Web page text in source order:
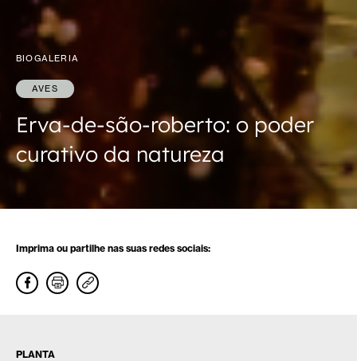
BIOGALERIA
AVES
Erva-de-são-roberto: o poder
curativo da natureza
Imprima ou partilhe nas suas redes sociais:
PLANTA